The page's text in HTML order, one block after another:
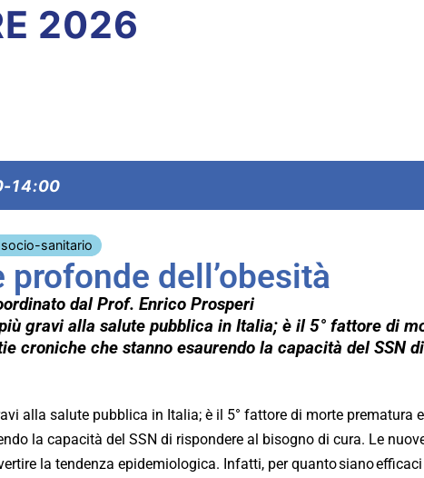
2026
14:00
sanitario
profonde dell’obesità
dal Prof. Enrico Prosperi
gravi alla salute pubblica in Italia; è il 5° fattore di
croniche che stanno esaurendo la capacità del SSN
alla salute pubblica in Italia; è il 5° fattore di morte
la capacità del SSN di rispondere al bisogno di cura. Le
la tendenza epidemiologica. Infatti, per quanto siano